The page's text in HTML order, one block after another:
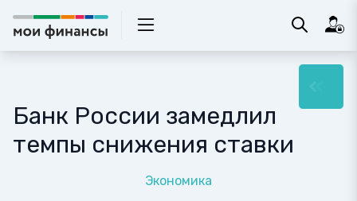
Банк России замедлил
темпы снижения ставки
Экономика